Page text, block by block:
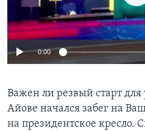
Learning English
СОЦИАЛЬНЫЕ СЕТИ
Языки
0:00
Важен ли резвый старт
Айове начался забег на
на президентское кресло.